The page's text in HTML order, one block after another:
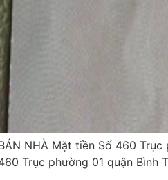
NHÀ Mặt tiền Số 460 Trục
Trục phường 01 quận Bình